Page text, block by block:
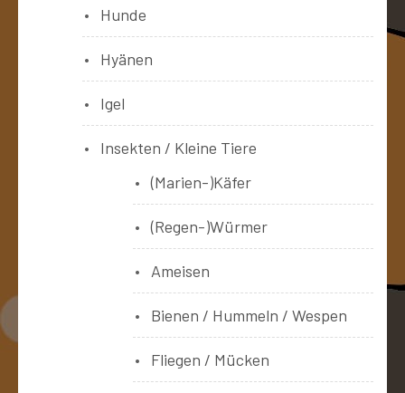
Hunde
Hyänen
Igel
Insekten / Kleine Tiere
(Marien-)Käfer
(Regen-)Würmer
Ameisen
Bienen / Hummeln / Wespen
Fliegen / Mücken